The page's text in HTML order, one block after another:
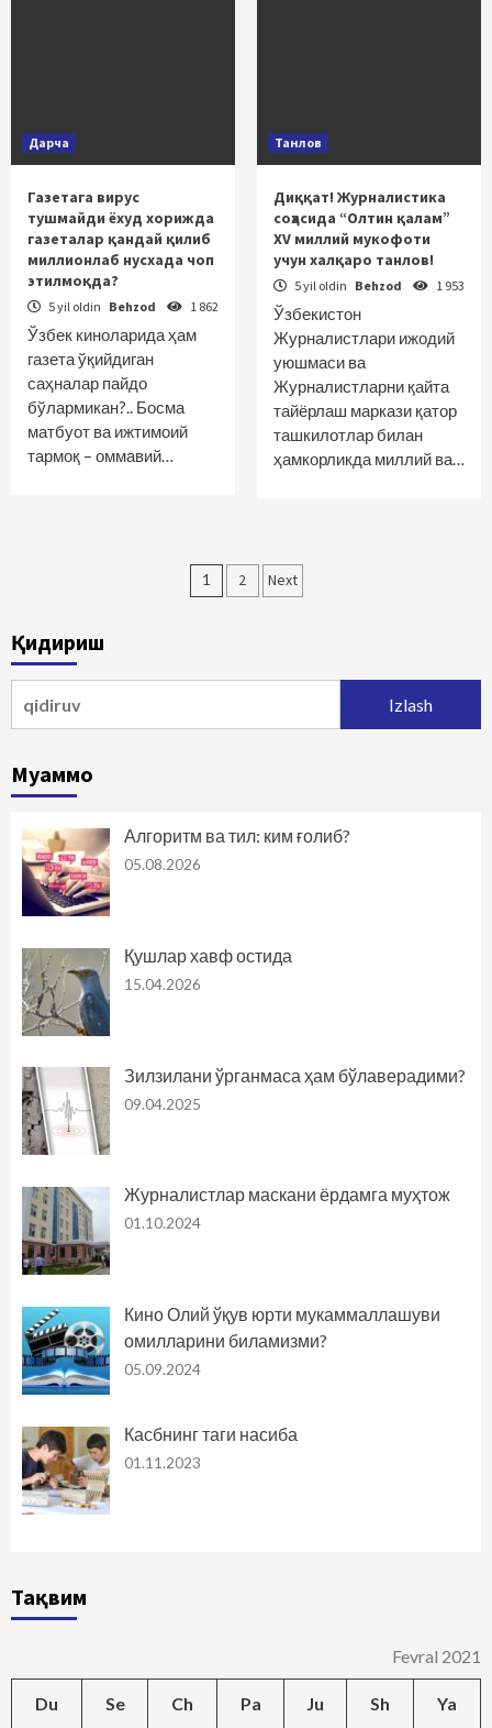
Дарча
Газетага вирус
тушмайди ёхуд хорижда
газеталар қандай қилиб
миллионлаб нусхада чоп
этилмоқда?
5 yil oldin Behzod 1 862
Ўзбек киноларида ҳам
газета ўқийдиган
саҳналар пайдо
бўлармикан?.. Босма
матбуот ва ижтимоий
тармоқ – оммавий…
Танлов
Диққат! Журналистика
соҳасида “Олтин қалам”
ХV миллий мукофоти
учун халқаро танлов!
5 yil oldin Behzod 1 953
Ўзбекистон
Журналистлари ижодий
уюшмаси ва
Журналистларни қайта
тайёрлаш маркази қатор
ташкилотлар билан
ҳамкорликда миллий ва…
Maqolalar
1 2 Next
Қидириш
Муаммо
Алгоритм ва тил: ким ғолиб?
05.08.2026
Қушлар хавф остида
15.04.2026
Зилзилани ўрганмаса ҳам бўлаверадими?
09.04.2025
Журналистлар маскани ёрдамга муҳтож
01.10.2024
Кино Олий ўқув юрти мукаммаллашуви
омилларини биламизми?
05.09.2024
Касбнинг таги насиба
01.11.2023
Тақвим
Fevral 2021
Du Se Ch Pa Ju Sh Ya